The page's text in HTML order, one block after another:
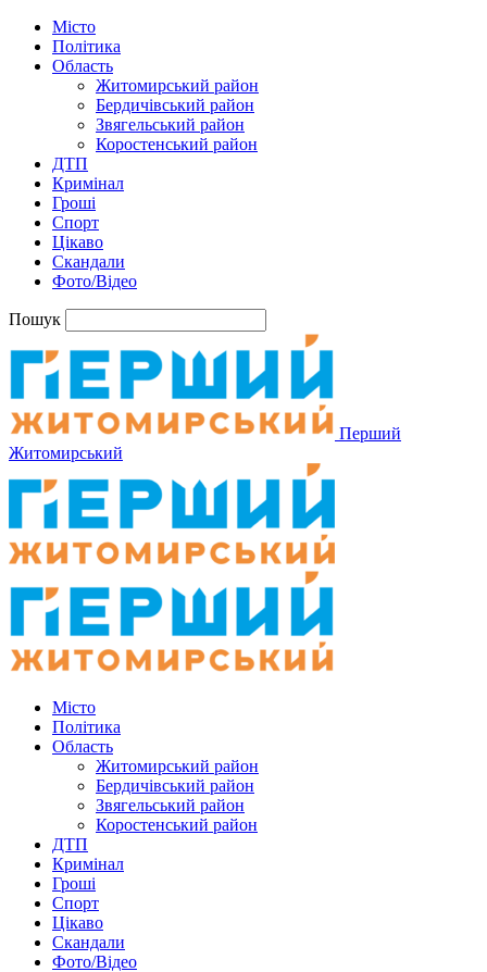
Місто
Політика
Область
Житомирський район
Бердичівський район
Звягельський район
Коростенський район
ДТП
Кримінал
Гроші
Спорт
Цікаво
Скандали
Фото/Відео
Пошук
Перший
Житомирський
Місто
Політика
Область
Житомирський район
Бердичівський район
Звягельський район
Коростенський район
ДТП
Кримінал
Гроші
Спорт
Цікаво
Скандали
Фото/Відео